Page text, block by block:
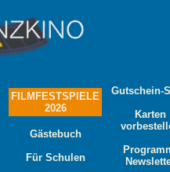
FILMFESTSPIELE
2026
Gästebuch
Für Schulen
Gutschein-
Karten